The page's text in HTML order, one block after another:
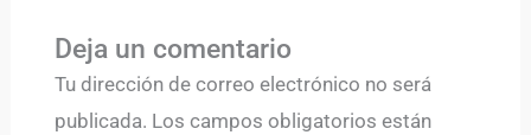
Deja un comentario
Tu dirección de correo electrónico no será
publicada. Los campos obligatorios están